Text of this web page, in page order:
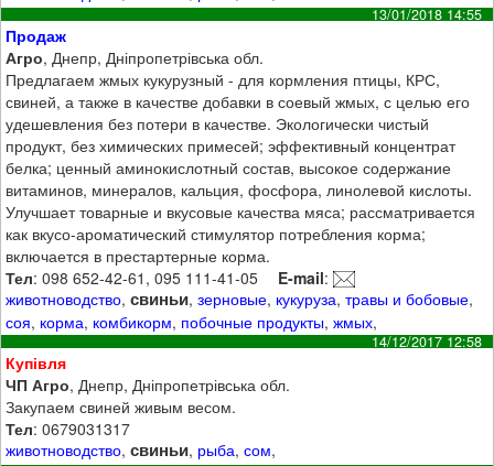
13/01/2018 14:55
Продаж
Агро, Днепр, Дніпропетрівська обл.
Предлагаем жмых кукурузный - для кормления птицы, КРС,
свиней, а также в качестве добавки в соевый жмых, с целью его
удешевления без потери в качестве. Экологически чистый
продукт, без химических примесей; эффективный концентрат
белка; ценный аминокислотный состав, высокое содержание
витаминов, минералов, кальция, фосфора, линолевой кислоты.
Улучшает товарные и вкусовые качества мяса; рассматривается
как вкусо-ароматический стимулятор потребления корма;
включается в престартерные корма.
Тел: 098 652-42-61, 095 111-41-05 E-mail:
животноводство,свиньи,зерновые, кукуруза,травы и бобовые,
соя, корма, комбикорм, побочные продукты,жмых,
14/12/2017 12:58
Купівля
ЧП Агро, Днепр, Дніпропетрівська обл.
Закупаем свиней живым весом.
Тел: 0679031317
животноводство,свиньи, рыба,сом,